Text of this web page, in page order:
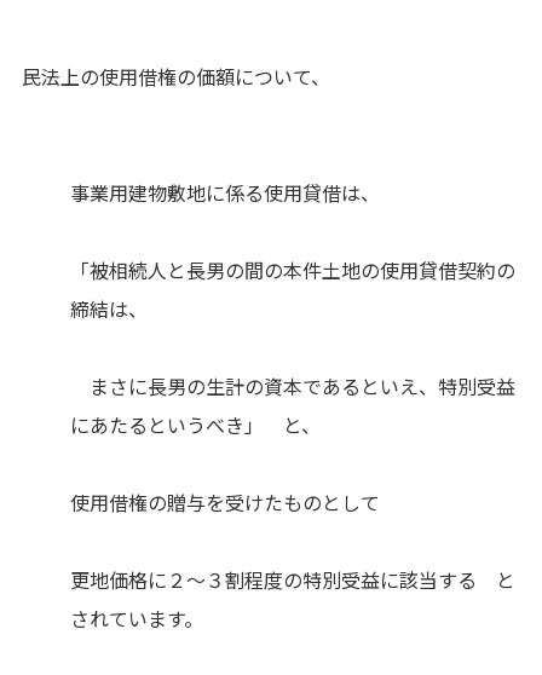
民法上の使用借権の価額について、
事業用建物敷地に係る使用貸借は、
「被相続人と長男の間の本件土地の使用貸借契約の
締結は、
まさに長男の生計の資本であるといえ、特別受益
にあたるというべき」 と、
使用借権の贈与を受けたものとして
更地価格に２～３割程度の特別受益に該当する と
されています。